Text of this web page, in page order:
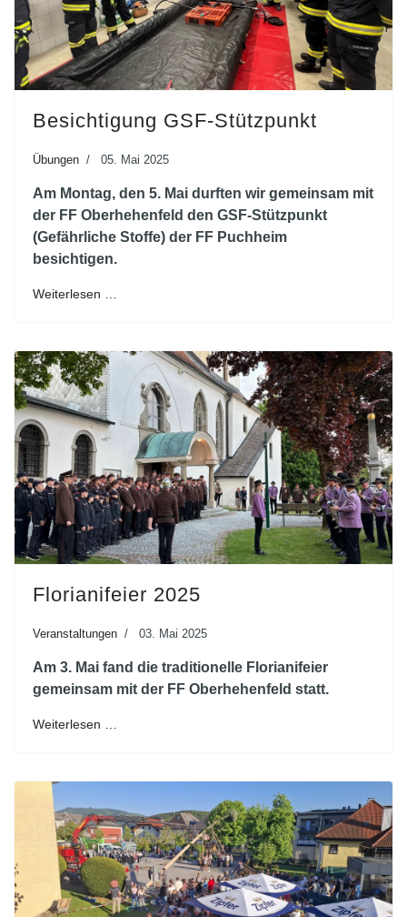
Besichtigung GSF-Stützpunkt
Übungen 05. Mai 2025
Am Montag, den 5. Mai durften wir gemeinsam mit
der FF Oberhehenfeld den GSF-Stützpunkt
(Gefährliche Stoffe) der FF Puchheim
besichtigen.
Weiterlesen …
Florianifeier 2025
Veranstaltungen 03. Mai 2025
Am 3. Mai fand die traditionelle Florianifeier
gemeinsam mit der FF Oberhehenfeld statt.
Weiterlesen …